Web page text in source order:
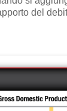
del